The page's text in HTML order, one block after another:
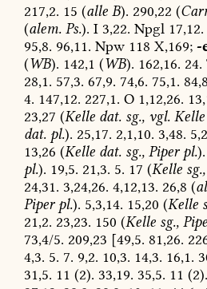
217,2. 15 (alleB). 290,22 (
(alem.Ps.). I3,22. Npgl17,12.
95,8. 96,11. Npw118 X,169; -
(WB). 142,1 (WB). 162,16. 24.
28,1. 57,3. 67,9. 74,6. 75,1.
4. 147,12. 227,1. O 1,12,26.
23,27 (Kelledat.sg.,vgl. Kelle
dat.pl.). 25,17. 2,1,10. 3,48.
13,26 (Kelledat.sg.,Piperpl.).
pl.). 19,5. 21,3. 5. 17 (Kellesg.,
24,31. 3,24,26. 4,12,13. 26,8 (
Piperpl.). 5,3,14. 15,20 (Kelle
21,2. 23,23. 150 (Kellesg.,
73,4/5. 209,23 [49,5. 81,26.
4,3. 5. 7. 9,2. 10,3. 14,3. 16,1.
31,5. 11 (2). 33,19. 35,5. 11 (2).